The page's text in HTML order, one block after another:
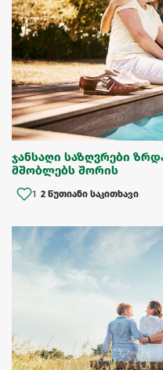
ჯანსაღი საზღვრები
მშობლებს შორის
1 2 წუთიანი საკითხავი